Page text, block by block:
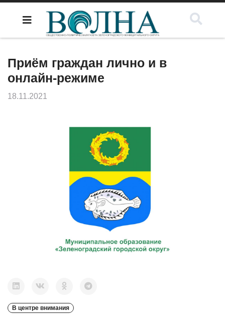
Приём граждан лично и в
онлайн-режиме
18.11.2021
В центре внимания